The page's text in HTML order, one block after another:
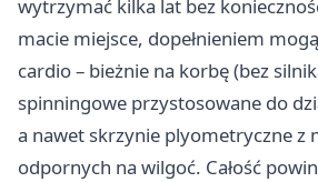
wytrzymać kilka lat bez
macie miejsce, dopełnieniem
cardio – bieżnie na korbę (bez
spinningowe przystosowane do
a nawet skrzynie plyometryczne z
odpornych na wilgoć. Całość